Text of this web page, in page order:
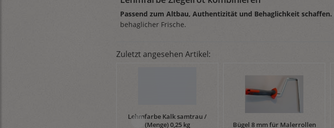
Passend zum Altbau, Authentizität und Behaglichkeit schaffen.
behaglicher Frische.
Zuletzt angesehen Artikel:
Lehmfarbe Kalk samtrau /
(Menge) 0,25 kg
Bügel 8 mm für Malerrollen